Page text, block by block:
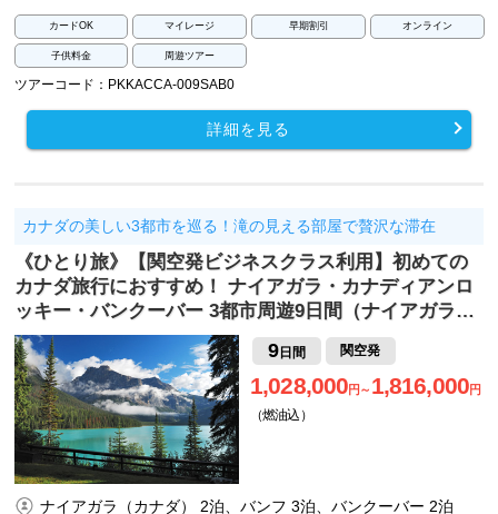
カードOK マイレージ 早期割引 オンライン
子供料金 周遊ツアー
ツアーコード：PKKACCA-009SAB0
詳細を見る
カナダの美しい3都市を巡る！滝の見える部屋で贅沢な滞在
《ひとり旅》【関空発ビジネスクラス利用】初めての
カナダ旅行におすすめ！ ナイアガラ・カナディアンロ
ッキー・バンクーバー 3都市周遊9日間（ナイアガラ…
9日間 関空発
1,028,000円～ 1,816,000円
（燃油込）
ナイアガラ（カナダ） 2泊、バンフ 3泊、バンクーバー 2泊